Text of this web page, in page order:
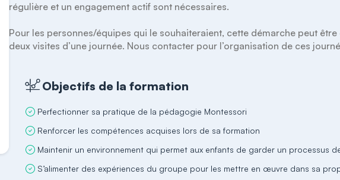
régulière et un engagement actif sont nécessaires.
Pour les personnes/équipes qui le souhaiteraient, cette démarche peut
deux visites d’une journée. Nous contacter pour l’organisation de ces
Objectifs de la formation
Perfectionner sa pratique de la pédagogie Montessori
Renforcer les compétences acquises lors de sa formation
Maintenir un environnement qui permet aux enfants de garder un processus
S’alimenter des expériences du groupe pour les mettre en œuvre dans sa